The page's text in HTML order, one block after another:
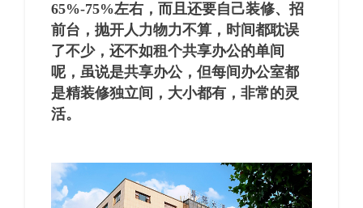
65%-75%左右，而且还要自己装修、招
前台，抛开人力物力不算，时间都耽误
了不少，还不如租个共享办公的单间
呢，虽说是共享办公，但每间办公室都
是精装修独立间，大小都有，非常的灵
活。